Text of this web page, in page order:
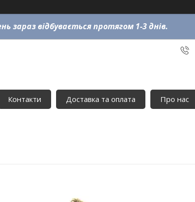
зараз відбувається протягом 1-3 днів.
Контакти Доставка та оплата Про нас